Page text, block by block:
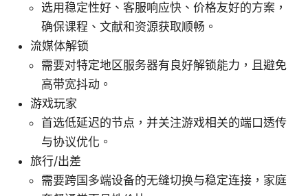
选用稳定性好、客服响应快、价格友好的方案，
确保课程、文献和资源获取顺畅。
流媒体解锁
需要对特定地区服务器有良好解锁能力，且避免
高带宽抖动。
游戏玩家
首选低延迟的节点，并关注游戏相关的端口透传
与协议优化。
旅行/出差
需要跨国多端设备的无缝切换与稳定连接，家庭